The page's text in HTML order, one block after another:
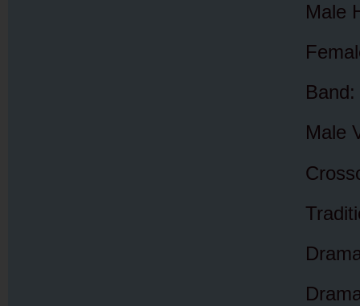
Male
Male